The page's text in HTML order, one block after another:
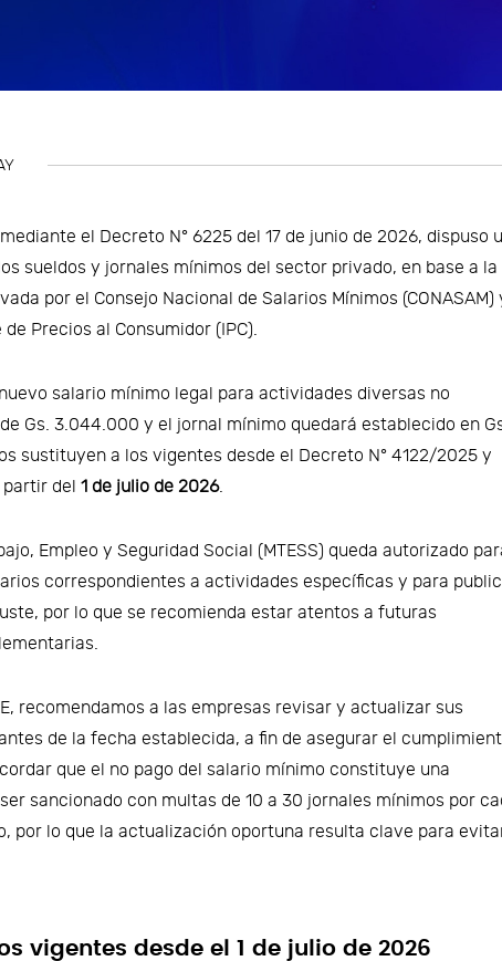
del
el Decreto N° 6225 del 17 de junio de 2026, dispuso
sueldos y jornales mínimos del sector privado, en base a la
por el Consejo Nacional de Salarios Mínimos (CONASAM)
Precios al Consumidor (IPC).
salario mínimo legal para actividades diversas no
Gs. 3.044.000 y el jornal mínimo quedará establecido en
sustituyen a los vigentes desde el Decreto N° 4122/2025 y
del 1 de julio de 2026.
Empleo y Seguridad Social (MTESS) queda autorizado
correspondientes a actividades específicas y para
por lo que se recomienda estar atentos a futuras
recomendamos a las empresas revisar y actualizar sus
de la fecha establecida, a fin de asegurar el
que el no pago del salario mínimo constituye una
sancionado con multas de 10 a 30 jornales mínimos por
por lo que la actualización oportuna resulta clave para
vigentes desde el 1 de julio de 2026